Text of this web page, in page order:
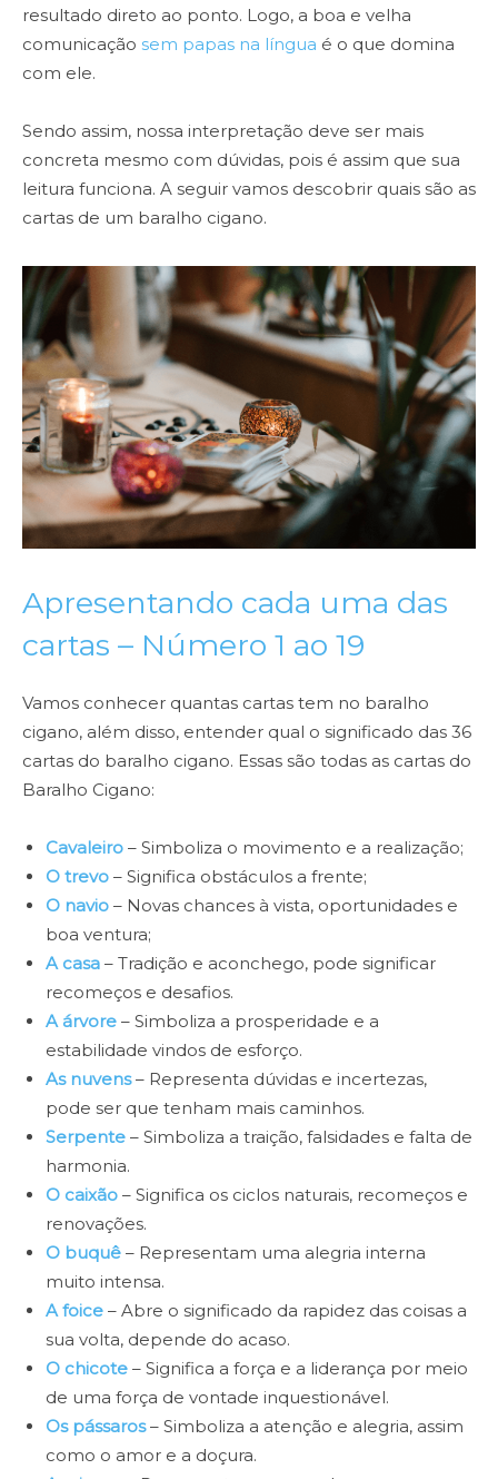
resultado direto ao ponto. Logo, a boa e velha
comunicação sem papas na língua é o que domina
com ele.
Sendo assim, nossa interpretação deve ser mais
concreta mesmo com dúvidas, pois é assim que sua
leitura funciona. A seguir vamos descobrir quais são as
cartas de um baralho cigano.
Apresentando cada uma das
cartas – Número 1 ao 19
Vamos conhecer quantas cartas tem no baralho
cigano, além disso, entender qual o significado das 36
cartas do baralho cigano. Essas são todas as cartas do
Baralho Cigano:
Cavaleiro – Simboliza o movimento e a realização;
O trevo – Significa obstáculos a frente;
O navio – Novas chances à vista, oportunidades e
boa ventura;
A casa – Tradição e aconchego, pode significar
recomeços e desafios.
A árvore – Simboliza a prosperidade e a
estabilidade vindos de esforço.
As nuvens– Representa dúvidas e incertezas,
pode ser que tenham mais caminhos.
Serpente – Simboliza a traição, falsidades e falta de
harmonia.
O caixão – Significa os ciclos naturais, recomeços e
renovações.
O buquê – Representam uma alegria interna
muito intensa.
A foice – Abre o significado da rapidez das coisas a
sua volta, depende do acaso.
O chicote – Significa a força e a liderança por meio
de uma força de vontade inquestionável.
Os pássaros– Simboliza a atenção e alegria, assim
como o amor e a doçura.